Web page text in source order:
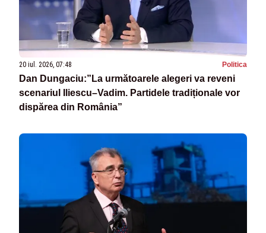
20 iul. 2026, 07:48 Politica
Dan Dungaciu:”La următoarele alegeri va reveni
scenariul Iliescu–Vadim. Partidele tradiționale vor
dispărea din România”